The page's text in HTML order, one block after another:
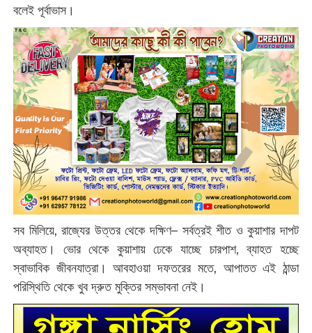
বলেই পূর্বাভাস।
সব মিলিয়ে, রাজ্যের উত্তর থেকে দক্ষিণ– সর্বত্রই শীত ও কুয়াশার দাপট
অব্যাহত। ভোর থেকে কুয়াশায় ঢেকে যাচ্ছে চারপাশ, ব্যাহত হচ্ছে
স্বাভাবিক জীবনযাত্রা। আবহাওয়া দফতরের মতে, আপাতত এই ঠান্ডা
পরিস্থিতি থেকে খুব দ্রুত মুক্তির সম্ভাবনা নেই।‌